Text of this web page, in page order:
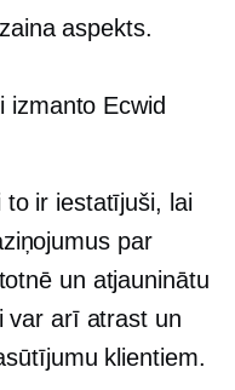
aspekts.
izmanto Ecwid
to ir iestatījuši, lai
par
un atjauninātu
var arī atrast un
klientiem.